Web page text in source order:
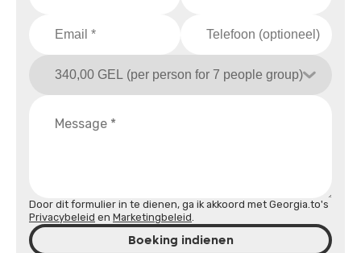
Door dit formulier in te dienen, ga ik akkoord met Georgia.to's
Privacybeleid en Marketingbeleid.
Boeking indienen